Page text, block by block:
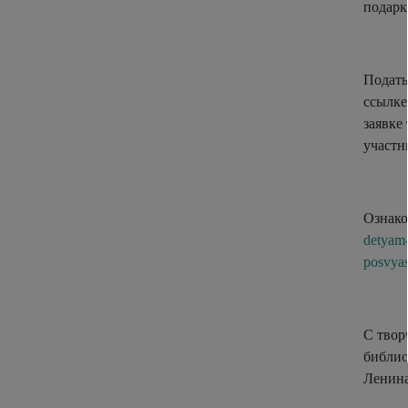
ссылке:
С